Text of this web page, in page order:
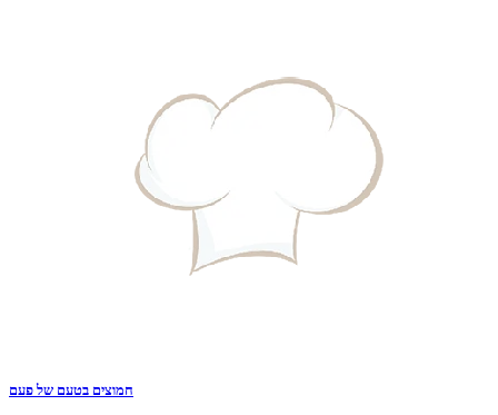
חמוצים בטעם של פעם